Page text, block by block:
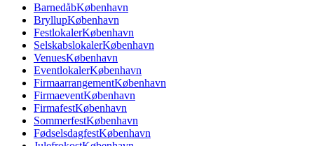
BarnedåbKøbenhavn
BryllupKøbenhavn
FestlokalerKøbenhavn
SelskabslokalerKøbenhavn
VenuesKøbenhavn
EventlokalerKøbenhavn
FirmaarrangementKøbenhavn
FirmaeventKøbenhavn
FirmafestKøbenhavn
SommerfestKøbenhavn
FødselsdagfestKøbenhavn